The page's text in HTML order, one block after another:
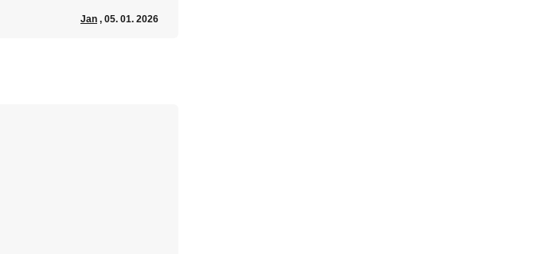
Jan, 05. 01. 2026